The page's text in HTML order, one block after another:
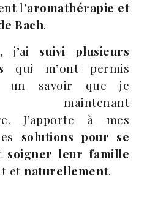
l’aromathérapie et
Bach.
j’ai suivi plusieurs
qui m’ont permis
un savoir que je
maintenant
J’apporte à mes
solutions pour se
soigner leur famille
et naturellement.